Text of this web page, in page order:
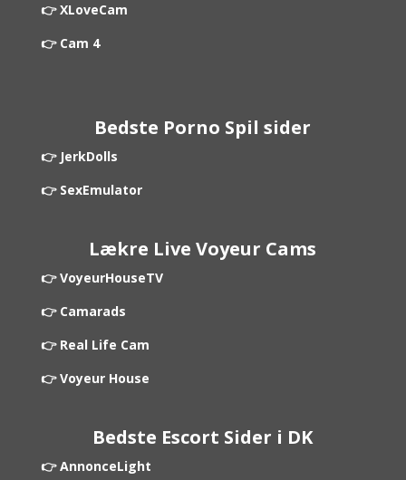
👉 XLoveCam
👉 Cam 4
Bedste Porno Spil sider
👉 JerkDolls
👉 SexEmulator
Lækre Live Voyeur Cams
👉 VoyeurHouseTV
👉 Camarads
👉 Real Life Cam
👉 Voyeur House
Bedste Escort Sider i DK
👉 AnnonceLight